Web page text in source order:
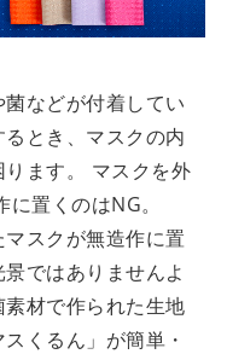
などが付着してい
とき、マスクの内
ます。 マスクを外
置くのはNG。
スクが無造作に置
ではありませんよ
材で作られた生地
くるん」が簡単・